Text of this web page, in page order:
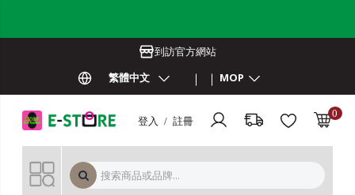
到訪官方網站
繁體中文
MOP
登入 / 註冊
0